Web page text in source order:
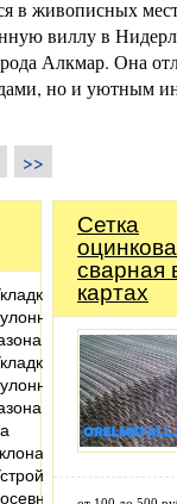
в живописных
виллу в
Алкмар. Она
но и уютным
>>
Сетка
сварная
картах